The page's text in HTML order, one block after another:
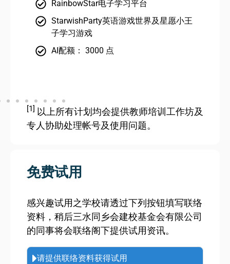
RainbowStar电子学习平台
StarwishParty英语游戏世界及星愿小王
子学习游戏
AI配额： 3000 点
[1] 以上所有计划均会提供教师培训工作坊及
专人协助处理帐号及使用问题。
免费试用
感兴趣试用之学校请透过下列按钮填写联络
资料，稍后三水同乡会建校基金会有限公司
的同事将会联络阁下提供试用资讯。
请提供联络资料获得试用